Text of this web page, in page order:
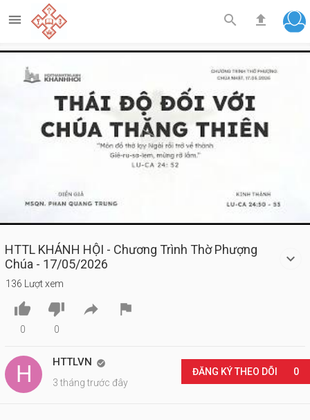
  
Play
Video
HTTL KHÁNH HỘI - Chương Trình Thờ Phượng
Chúa - 17/05/2026
136 Lượt xem

0

0
 
HTTLVN 
3 tháng trước đây
ĐĂNG KÝ THEO DÕI 0